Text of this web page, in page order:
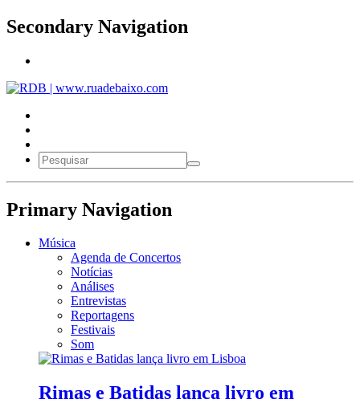
Secondary Navigation
Primary Navigation
Música
Agenda de Concertos
Notícias
Análises
Entrevistas
Reportagens
Festivais
Som
Rimas e Batidas lança livro em